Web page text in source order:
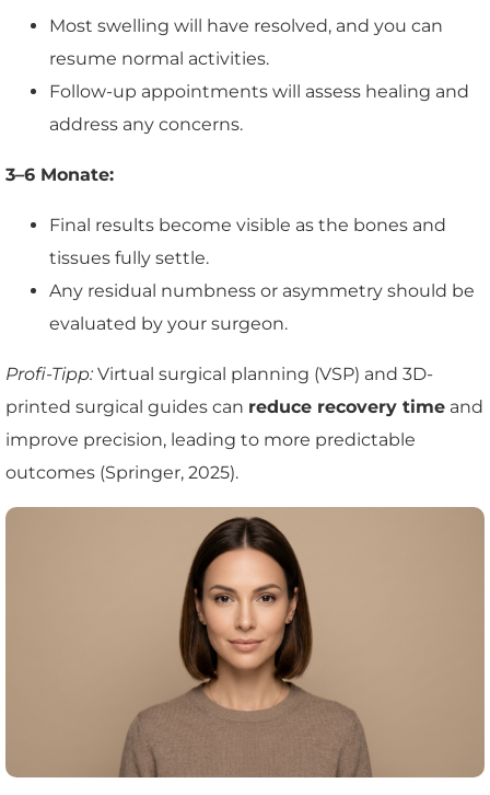
Most swelling will have resolved, and you can
resume normal activities.
Follow-up appointments will assess healing and
address any concerns.
3–6 Monate:
Final results become visible as the bones and
tissues fully settle.
Any residual numbness or asymmetry should be
evaluated by your surgeon.
Profi-Tipp:Virtual surgical planning (VSP) and 3D-
printed surgical guides can reduce recovery time and
improve precision, leading to more predictable
outcomes (Springer, 2025).